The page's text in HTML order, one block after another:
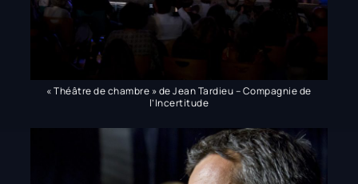
« Théâtre de chambre » de Jean Tardieu – Compagnie de
l’Incertitude